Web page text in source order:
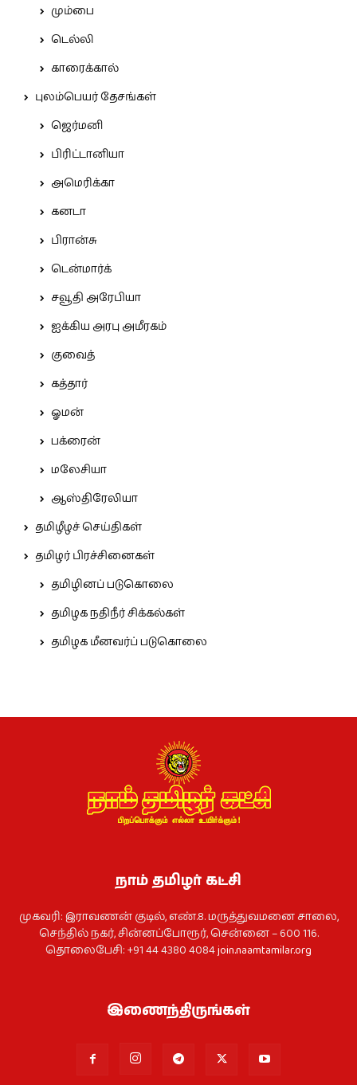
மும்பை
டெல்லி
காரைக்கால்
புலம்பெயர் தேசங்கள்
ஜெர்மனி
பிரிட்டானியா
அமெரிக்கா
கனடா
பிரான்சு
டென்மார்க்
சவூதி அரேபியா
ஐக்கிய அரபு அமீரகம்
குவைத்
கத்தார்
ஓமன்
பக்ரைன்
மலேசியா
ஆஸ்திரேலியா
தமிழீழச் செய்திகள்
தமிழர் பிரச்சினைகள்
தமிழினப் படுகொலை
தமிழக நதிநீர் சிக்கல்கள்
தமிழக மீனவர்ப் படுகொலை
நாம் தமிழர் கட்சி
முகவரி: இராவணன் குடில், எண்.8. மருத்துவமனை சாலை,
செந்தில் நகர், சின்னப்போரூர், சென்னை – 600 116.
தொலைபேசி: +91 44 4380 4084join.naamtamilar.org
இணைந்திருங்கள்